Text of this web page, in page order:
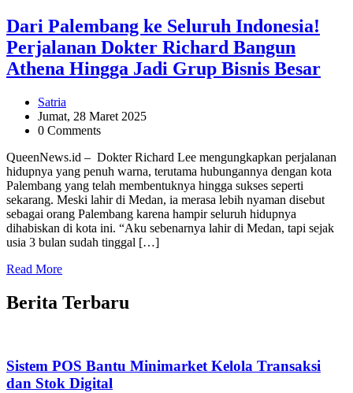
Dari Palembang ke Seluruh Indonesia!
Perjalanan Dokter Richard Bangun
Athena Hingga Jadi Grup Bisnis Besar
Satria
Jumat, 28 Maret 2025
0 Comments
QueenNews.id – Dokter Richard Lee mengungkapkan perjalanan
hidupnya yang penuh warna, terutama hubungannya dengan kota
Palembang yang telah membentuknya hingga sukses seperti
sekarang. Meski lahir di Medan, ia merasa lebih nyaman disebut
sebagai orang Palembang karena hampir seluruh hidupnya
dihabiskan di kota ini. “Aku sebenarnya lahir di Medan, tapi sejak
usia 3 bulan sudah tinggal […]
Read More
Berita Terbaru
Sistem POS Bantu Minimarket Kelola Transaksi
dan Stok Digital